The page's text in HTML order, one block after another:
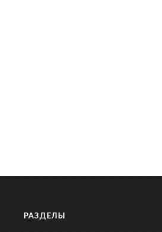
РАЗДЕЛЫ